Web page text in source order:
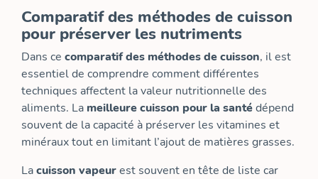
Comparatif des méthodes de cuisson
pour préserver les nutriments
Dans ce comparatif des méthodes de cuisson, il est
essentiel de comprendre comment différentes
techniques affectent la valeur nutritionnelle des
aliments. La meilleure cuisson pour la santédépend
souvent de la capacité à préserver les vitamines et
minéraux tout en limitant l’ajout de matières grasses.
Lacuisson vapeurest souvent en tête de liste car